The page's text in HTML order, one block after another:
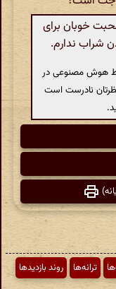
خوبان برای
شراب ندارم.
هوش مصنوعی در
نادرست است
ترانه‌ها
روند بازدیدها